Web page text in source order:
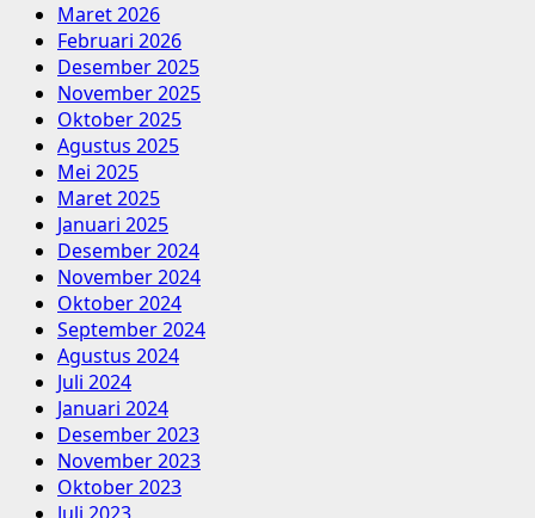
Maret 2026
Februari 2026
Desember 2025
November 2025
Oktober 2025
Agustus 2025
Mei 2025
Maret 2025
Januari 2025
Desember 2024
November 2024
Oktober 2024
September 2024
Agustus 2024
Juli 2024
Januari 2024
Desember 2023
November 2023
Oktober 2023